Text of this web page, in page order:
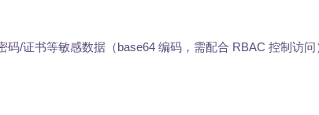
码/证书等敏感数据（base64 编码，需配合 RBAC 控制访